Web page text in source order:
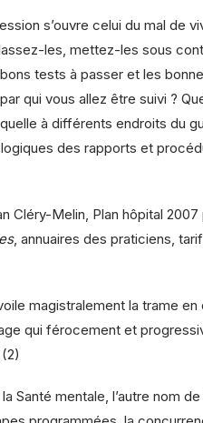
s’ouvre celui du mal de
les, mettez-les sous
tests à passer et les
qui vous allez être suivi ?
à différents endroits du
des rapports et
Cléry-Melin, Plan hôpital
, annuaires des praticiens,
magistralement la trame
qui férocement et
Santé mentale, l’autre nom